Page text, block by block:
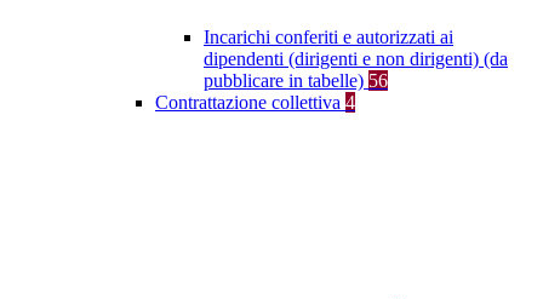
Incarichi conferiti e autorizzati ai
dipendenti (dirigenti e non dirigenti) (da
pubblicare in tabelle) 56
Contrattazione collettiva 4